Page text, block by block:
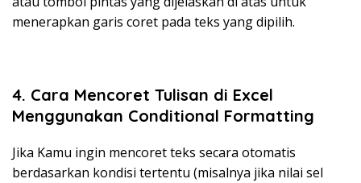
menerapkan garis coret pada teks yang dipilih.
4. Cara Mencoret Tulisan di Excel
Menggunakan Conditional Formatting
Jika Kamu ingin mencoret teks secara otomatis
berdasarkan kondisi tertentu (misalnya jika nilai sel